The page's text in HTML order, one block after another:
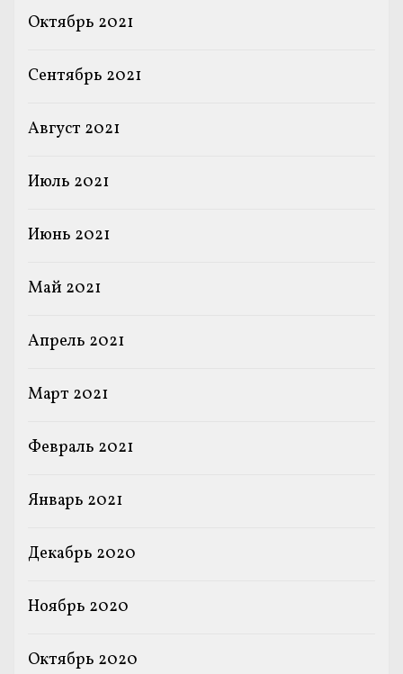
Октябрь 2021
Сентябрь 2021
Август 2021
Июль 2021
Июнь 2021
Май 2021
Апрель 2021
Март 2021
Февраль 2021
Январь 2021
Декабрь 2020
Ноябрь 2020
Октябрь 2020